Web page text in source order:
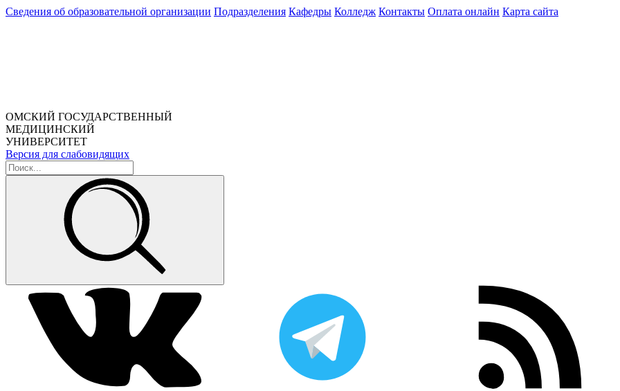
Сведения об образовательной организации Подразделения Кафедры Колледж Контакты Оплата онлайн Карта сайта
ОМСКИЙ ГОСУДАРСТВЕННЫЙ
МЕДИЦИНСКИЙ
УНИВЕРСИТЕТ
Версия для слабовидящих